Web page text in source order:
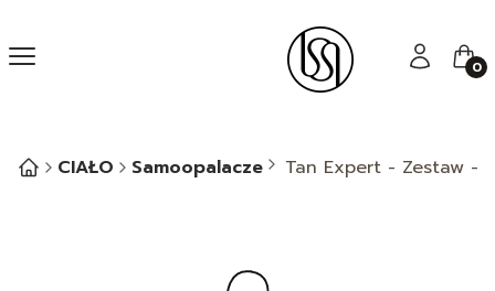
Menu Zaloguj się
CIAŁO Samoopalacze Tan Expert - Zestaw -